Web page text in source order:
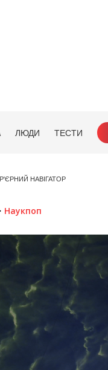
ЛЮДИ ТЕСТИ
НАВІГАТОР
Наукпоп